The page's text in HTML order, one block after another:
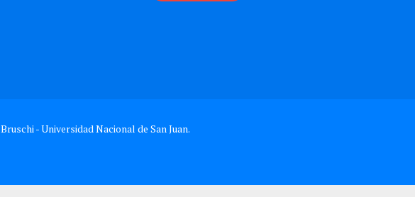
- Universidad Nacional de San Juan.